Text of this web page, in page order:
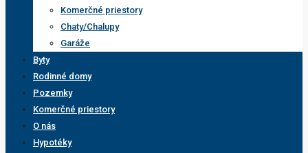
Komerčné priestory
Chaty/Chalupy
Garáže
Byty
Rodinné domy
Pozemky
Komerčné priestory
O nás
Hypotéky